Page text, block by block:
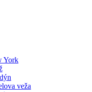
York
veža